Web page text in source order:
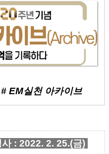
EM실천 아카이브
: 2022. 2. 25.(금)